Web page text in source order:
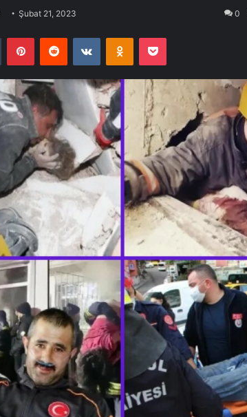
Şubat 21, 2023 0
Tumblr PinterestReddit VKontakteOdnoklassniki
Pocket